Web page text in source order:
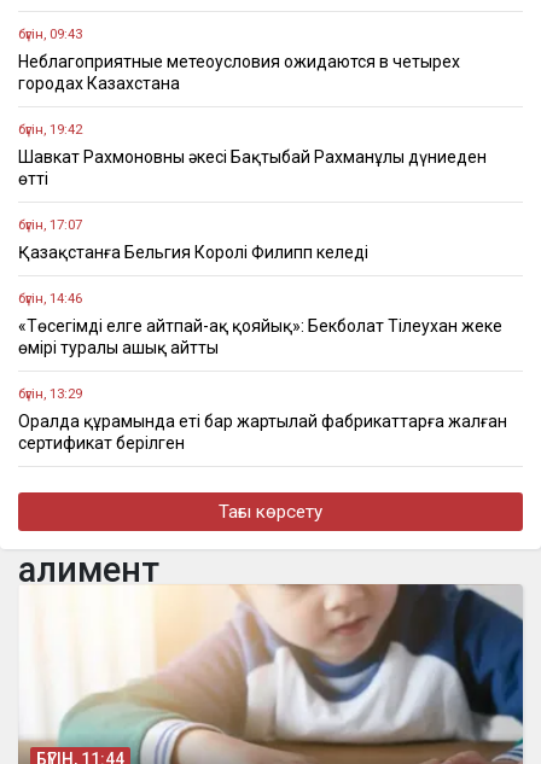
бүгін, 09:43
Неблагоприятные метеоусловия ожидаются в четырех
городах Казахстана
бүгін, 19:42
Шавкат Рахмоновның әкесі Бақтыбай Рахманұлы дүниеден
өтті
бүгін, 17:07
Қазақстанға Бельгия Королі Филипп келеді
бүгін, 14:46
«Төсегімді елге айтпай-ақ қояйық»: Бекболат Тілеухан жеке
өмірі туралы ашық айтты
бүгін, 13:29
Оралда құрамында еті бар жартылай фабрикаттарға жалған
сертификат берілген
бүгін, 10:24
Мемлекет басшысы кинорежиссер Ардақ Әмірқұловтың
бүгін, 09:44
Еліміздің бірнеше өңірінде ауа райына байланысты ескерту
Тағы көрсету
алимент
БҮГІН, 11:44